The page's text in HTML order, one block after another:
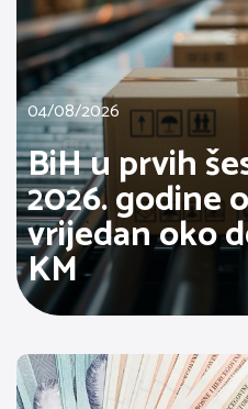
04/08/2026
BiH u prvih
2026. godine
vrijedan oko
KM